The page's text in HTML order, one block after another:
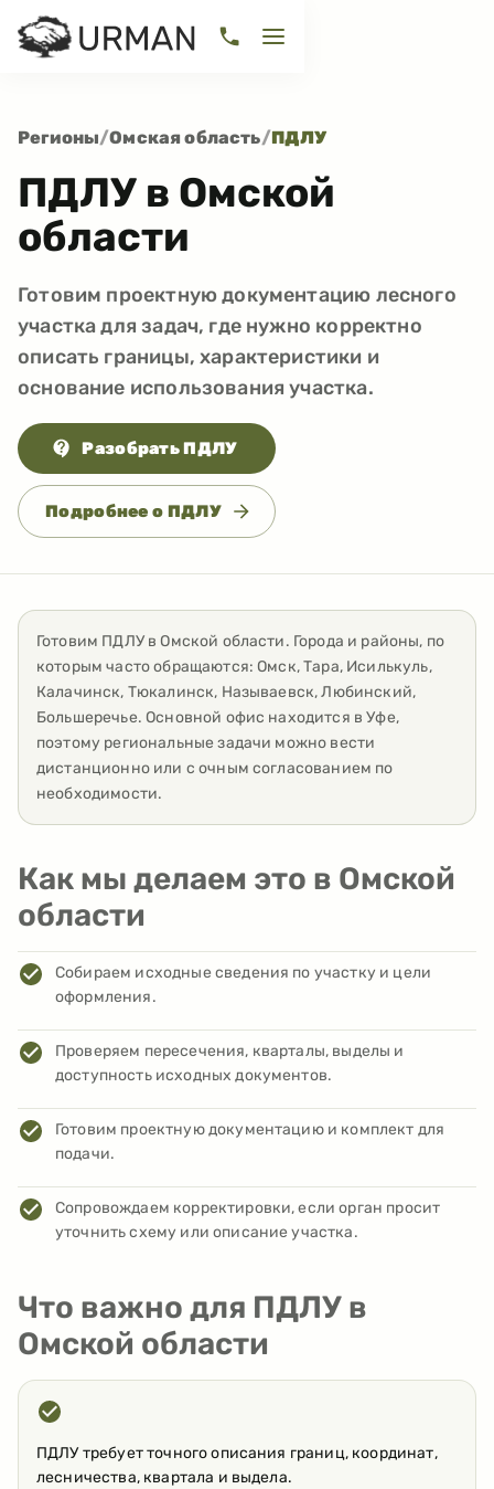
Регионы/Омская область/ПДЛУ
ПДЛУ в Омской
области
Готовим проектную документацию лесного
участка для задач, где нужно корректно
описать границы, характеристики и
основание использования участка.
Разобрать ПДЛУ
Подробнее о ПДЛУ
Готовим ПДЛУвОмской области. Города и районы, по
которым часто обращаются:Омск, Тара, Исилькуль,
Калачинск, Тюкалинск, Называевск, Любинский,
Большеречье. Основной офис находится в Уфе,
поэтому региональные задачи можно вести
дистанционно или с очным согласованием по
необходимости.
Как мы делаем это в Омской
области
Собираем исходные сведения по участку и цели
оформления.
Проверяем пересечения, кварталы, выделы и
доступность исходных документов.
Готовим проектную документацию и комплект для
подачи.
Сопровождаем корректировки, если орган просит
уточнить схему или описание участка.
Что важно для ПДЛУ в
Омской области
ПДЛУ требует точного описания границ, координат,
лесничества, квартала и выдела.